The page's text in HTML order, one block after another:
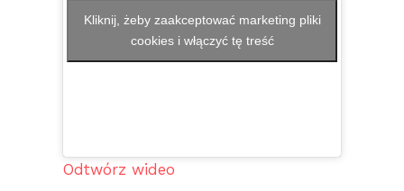
Kliknij, żeby zaakceptować marketing pliki
cookies i włączyć tę treść
Odtwórz wideo